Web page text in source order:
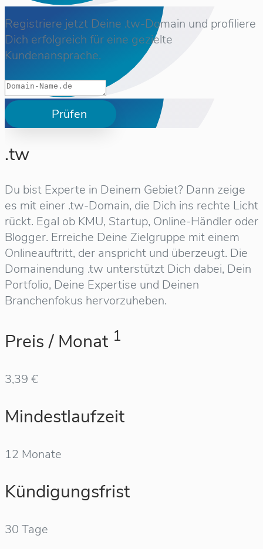
Registriere jetzt Deine .tw-Domain und profiliere
Dich erfolgreich für eine gezielte
Kundenansprache.
Prüfen
.tw
Du bist Experte in Deinem Gebiet? Dann zeige
es mit einer .tw-Domain, die Dich ins rechte Licht
rückt. Egal ob KMU, Startup, Online-Händler oder
Blogger. Erreiche Deine Zielgruppe mit einem
Onlineauftritt, der anspricht und überzeugt. Die
Domainendung .tw unterstützt Dich dabei, Dein
Portfolio, Deine Expertise und Deinen
Branchenfokus hervorzuheben.
Preis / Monat 1
3,39 €
Mindestlaufzeit
12 Monate
Kündigungsfrist
30 Tage